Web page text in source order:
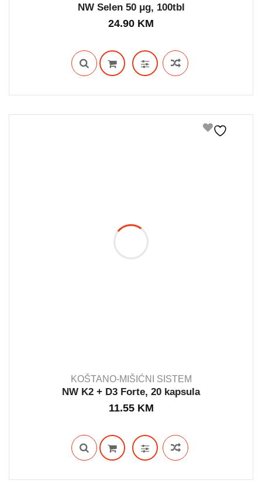
IN STOCK
NW Selen 50 μg, 100tbl
24.90 KM
IN STOCK
KOŠTANO-MIŠIĆNI SISTEM
NW K2 + D3 Forte, 20 kapsula
11.55 KM